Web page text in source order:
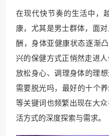
在现代快节奏的生活中，
康，尤其是男士群体，面
酬，身体亚健康状态逐渐
兴的保健方式正悄然走进
放松身心、调理身体的理
需要脱光吗，最好的十个
等关键词也频繁出现在大
活方式的深度探索与需求。